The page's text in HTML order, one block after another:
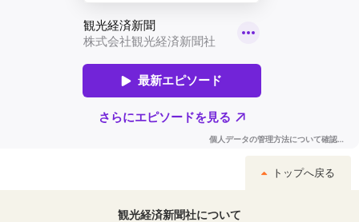
トップへ戻る
観光経済新聞社について